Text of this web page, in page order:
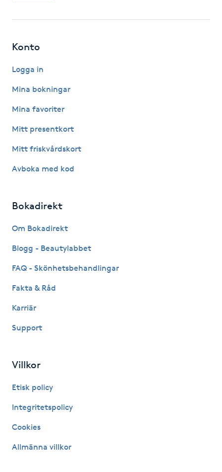
G
Gel naglar
Gelenaglar
Gellack
Gruppträning
Gua Sha-massage
H
Hatha Yoga
Healing
Herrklippning
HIFU
Hollywood Peel
Konto
Logga in
Mina bokningar
Mina favoriter
Mitt presentkort
Mitt friskvårdskort
Avboka med kod
Bokadirekt
Om Bokadirekt
Blogg - Beautylabbet
FAQ - Skönhetsbehandlingar
Fakta & Råd
Karriär
Support
Villkor
Etisk policy
Integritetspolicy
Cookies
Allmänna villkor